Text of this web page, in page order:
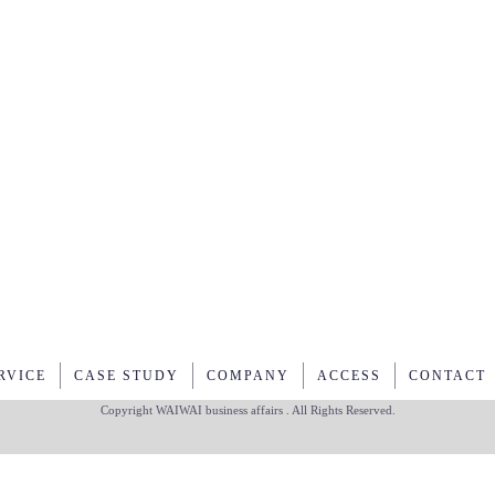
CASE STUDY COMPANY ACCESS CONTACT
Copyright WAIWAI business affairs . All Rights Reserved.